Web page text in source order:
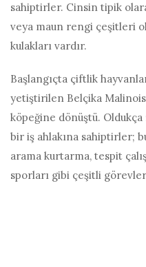
sahiptirler. Cinsin tipik
veya maun rengi çeşitleri
kulakları vardır.
Başlangıçta çiftlik
yetiştirilen Belçika
köpeğine dönüştü.
bir iş ahlakına sahiptirler;
arama kurtarma, tespit
sporları gibi çeşitli